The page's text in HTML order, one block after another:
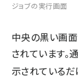
ジョブの実行画面
中央の黒い画
されています。
示されている